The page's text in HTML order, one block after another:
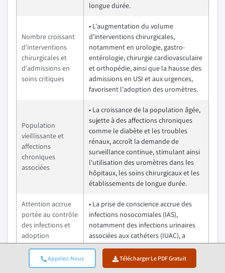
Appelez-Nous Télécharger Le PDF Gratuit
longue durée.
Nombre croissant
d'interventions
chirurgicales et
d'admissions en
soins critiques
• L'augmentation du volume
d'interventions chirurgicales,
notamment en urologie, gastro-
entérologie, chirurgie cardiovasculaire
et orthopédie, ainsi que la hausse des
admissions en USI et aux urgences,
favorisent l'adoption des uromètres.
Population
vieillissante et
affections
chroniques
associées
• La croissance de la population âgée,
sujette à des affections chroniques
comme le diabète et les troubles
rénaux, accroît la demande de
surveillance continue, stimulant ainsi
l'utilisation des uromètres dans les
hôpitaux, les soins chirurgicaux et les
établissements de longue durée.
Attention accrue
portée au contrôle
des infections et
adoption
d'uromètres
jetables
• La prise de conscience accrue des
infections nosocomiales (IAS),
notamment des infections urinaires
associées aux cathéters (IUAC), a
accéléré le passage aux uromètres
jetables.